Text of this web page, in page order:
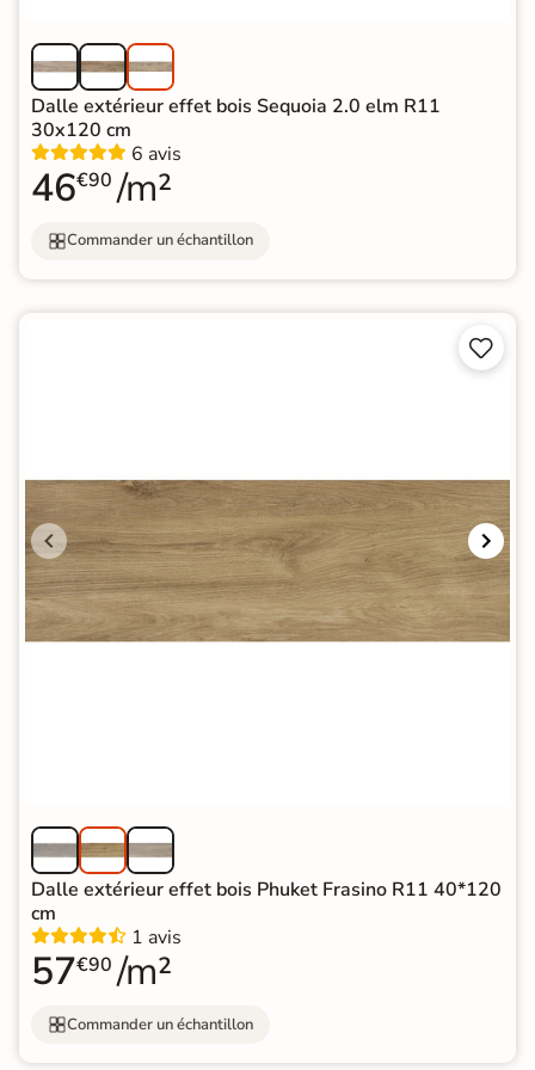
Dalle extérieur effet bois Sequoia 2.0 elm R11
30x120 cm
6 avis
46€90 /m²
Commander un échantillon


Dalle extérieur effet bois Phuket Frasino R11 40*120
cm
1 avis
57€90 /m²
Commander un échantillon